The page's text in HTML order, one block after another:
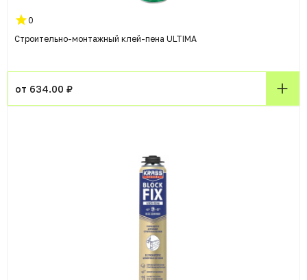
0
Строительно-монтажный клей-пена ULTIMA
от 634.00 ₽